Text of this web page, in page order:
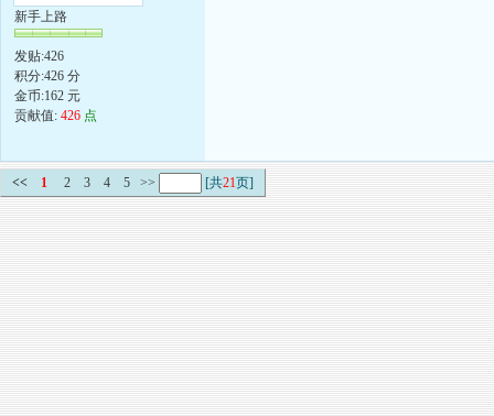
新手上路
发贴:426
积分:426 分
金币:162 元
贡献值: 426 点
<< 1 2 3 4 5 >> [共21页]